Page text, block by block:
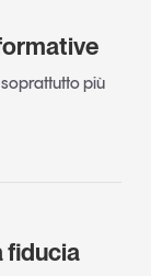
più
fiducia